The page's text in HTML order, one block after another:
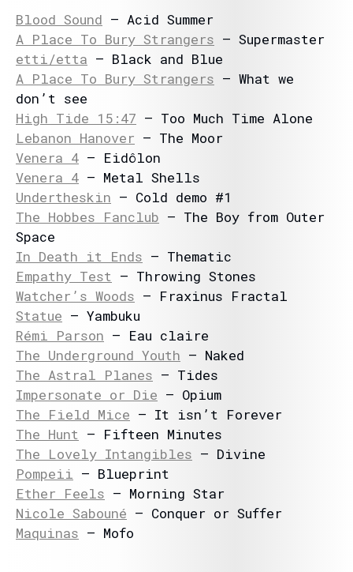
Blood Sound – Acid Summer
A Place To Bury Strangers – Supermaster
etti/etta – Black and Blue
A Place To Bury Strangers – What we
don’t see
High Tide 15:47 – Too Much Time Alone
Lebanon Hanover – The Moor
Venera 4 – Eidôlon
Venera 4 – Metal Shells
Undertheskin – Cold demo #1
The Hobbes Fanclub – The Boy from Outer
Space
In Death it Ends – Thematic
Empathy Test – Throwing Stones
Watcher’s Woods – Fraxinus Fractal
Statue – Yambuku
Rémi Parson – Eau claire
The Underground Youth – Naked
The Astral Planes – Tides
Impersonate or Die – Opium
The Field Mice – It isn’t Forever
The Hunt – Fifteen Minutes
The Lovely Intangibles – Divine
Pompeii – Blueprint
Ether Feels – Morning Star
Nicole Sabouné – Conquer or Suffer
Maquinas – Mofo